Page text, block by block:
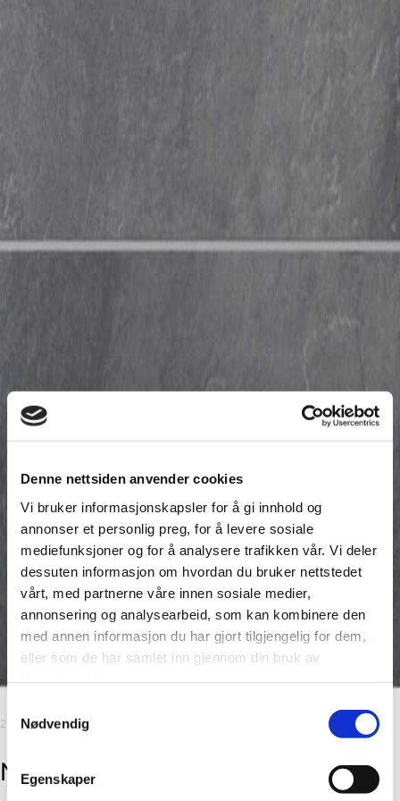
Denne nettsiden anvender cookies
Vi bruker informasjonskapsler for å gi innhold og
annonser et personlig preg, for å levere sosiale
mediefunksjoner og for å analysere trafikken vår. Vi deler
dessuten informasjon om hvordan du bruker nettstedet
vårt, med partnerne våre innen sosiale medier,
annonsering og analysearbeid, som kan kombinere den
med annen informasjon du har gjort tilgjengelig for dem,
eller som de har samlet inn gjennom din bruk av
Nødvendig
Egenskaper
2400 mm
Negro Grande